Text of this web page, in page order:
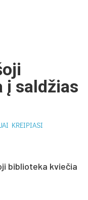
į saldžias
KREIPIASI
biblioteka kviečia